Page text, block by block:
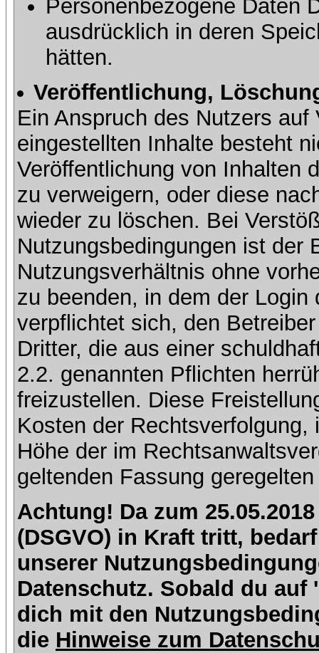
Personenbezogene Daten
ausdrücklich in deren
hätten.
Veröffentlichung,
Ein Anspruch des Nutzers
eingestellten Inhalte besteht
Veröffentlichung von Inhalten
zu verweigern, oder diese
wieder zu löschen. Bei
Nutzungsbedingungen ist der
Nutzungsverhältnis ohne
zu beenden, in dem der
verpflichtet sich, den
Dritter, die aus einer
2.2. genannten Pflichten
freizustellen. Diese
Kosten der
Höhe der im
geltenden Fassung
Achtung! Da zum
(DSGVO) in Kraft tritt,
unserer
Datenschutz. Sobald du
dich mit den
die Hinweise zum